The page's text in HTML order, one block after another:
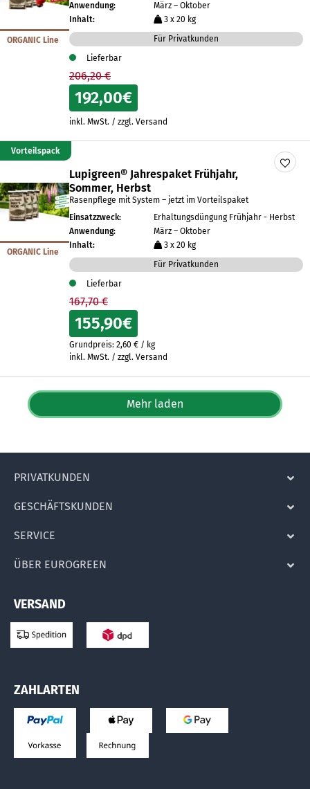
ORGANIC Line
Anwendung:
März – Oktober
Inhalt:
3 x 20 kg
Für Privatkunden
Lieferbar
206,20 €
192,00€
inkl. MwSt. / zzgl. Versand
Vorteilspack
ORGANIC Line
Lupigreen® Jahrespaket Frühjahr,
Sommer, Herbst
Rasenpflege mit System – jetzt im Vorteilspaket
Einsatzzweck:
Erhaltungsdüngung Frühjahr - Herbst
Anwendung:
März – Oktober
Inhalt:
3 x 20 kg
Für Privatkunden
Lieferbar
167,70 €
155,90€
Grundpreis: 2,60 € / kg
inkl. MwSt. / zzgl. Versand
Mehr laden
PRIVATKUNDEN
GESCHÄFTSKUNDEN
SERVICE
ÜBER EUROGREEN
VERSAND
ZAHLARTEN